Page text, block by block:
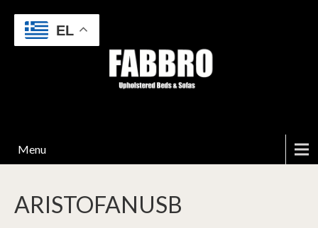
Menu
ARISTOFANUSB
EL